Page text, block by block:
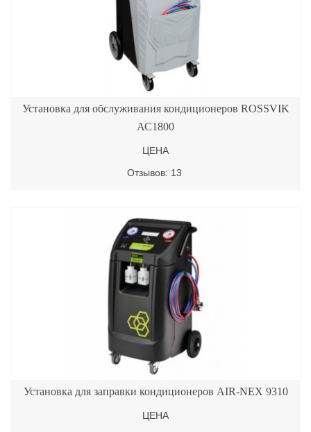
Установка для обслуживания кондиционеров ROSSVIK
АС1800
ЦЕНА
Отзывов: 13
Установка для заправки кондиционеров AIR-NEX 9310
ЦЕНА